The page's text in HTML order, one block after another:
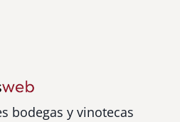
bodegas y vinotecas